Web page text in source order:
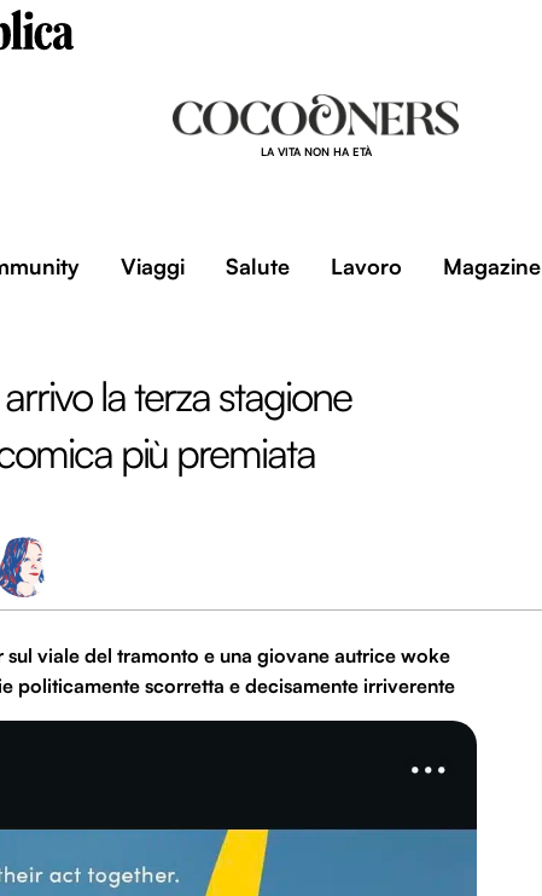
LA VITA NON HA ETÀ
Viaggi Salute Lavoro Magazine
la terza stagione
più premiata
viale del tramonto e una giovane autrice woke
politicamente scorretta e decisamente irriverente